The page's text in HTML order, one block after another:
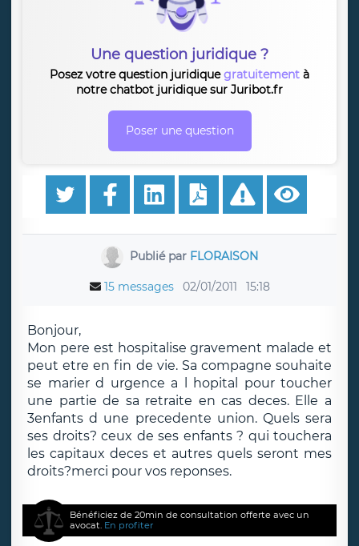
Une question juridique ?
Posez votre question juridiquegratuitement à
notre chatbot juridique sur Juribot.fr
Poser une question
Publié par FLORAISON
15 messages 02/01/2011 15:18
Bonjour,
Mon pere est hospitalise gravement malade et
peut etre en fin de vie. Sa compagne souhaite
se marier d urgence a l hopital pour toucher
une partie de sa retraite en cas deces. Elle a
3enfants d une precedente union. Quels sera
ses droits? ceux de ses enfants ? qui touchera
les capitaux deces et autres quels seront mes
droits?merci pour vos reponses.
Bénéficiez de 20min de consultation offerte avec un
avocat. En profiter